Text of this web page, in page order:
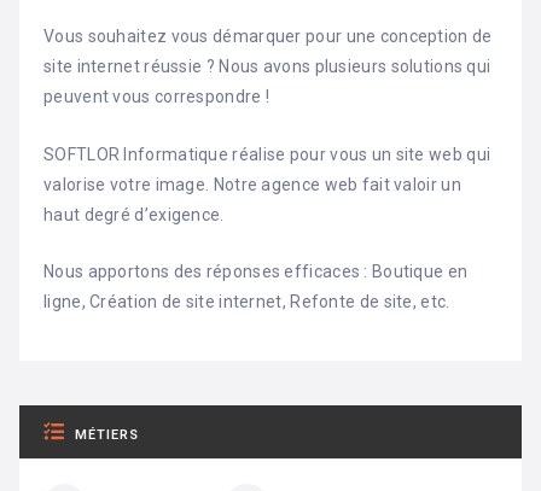
Vous souhaitez vous démarquer pour une conception de
site internet réussie ? Nous avons plusieurs solutions qui
peuvent vous correspondre !
SOFTLOR Informatique réalise pour vous un site web qui
valorise votre image. Notre agence web fait valoir un
haut degré d’exigence.
Nous apportons des réponses efficaces : Boutique en
ligne, Création de site internet, Refonte de site, etc.
MÉTIERS